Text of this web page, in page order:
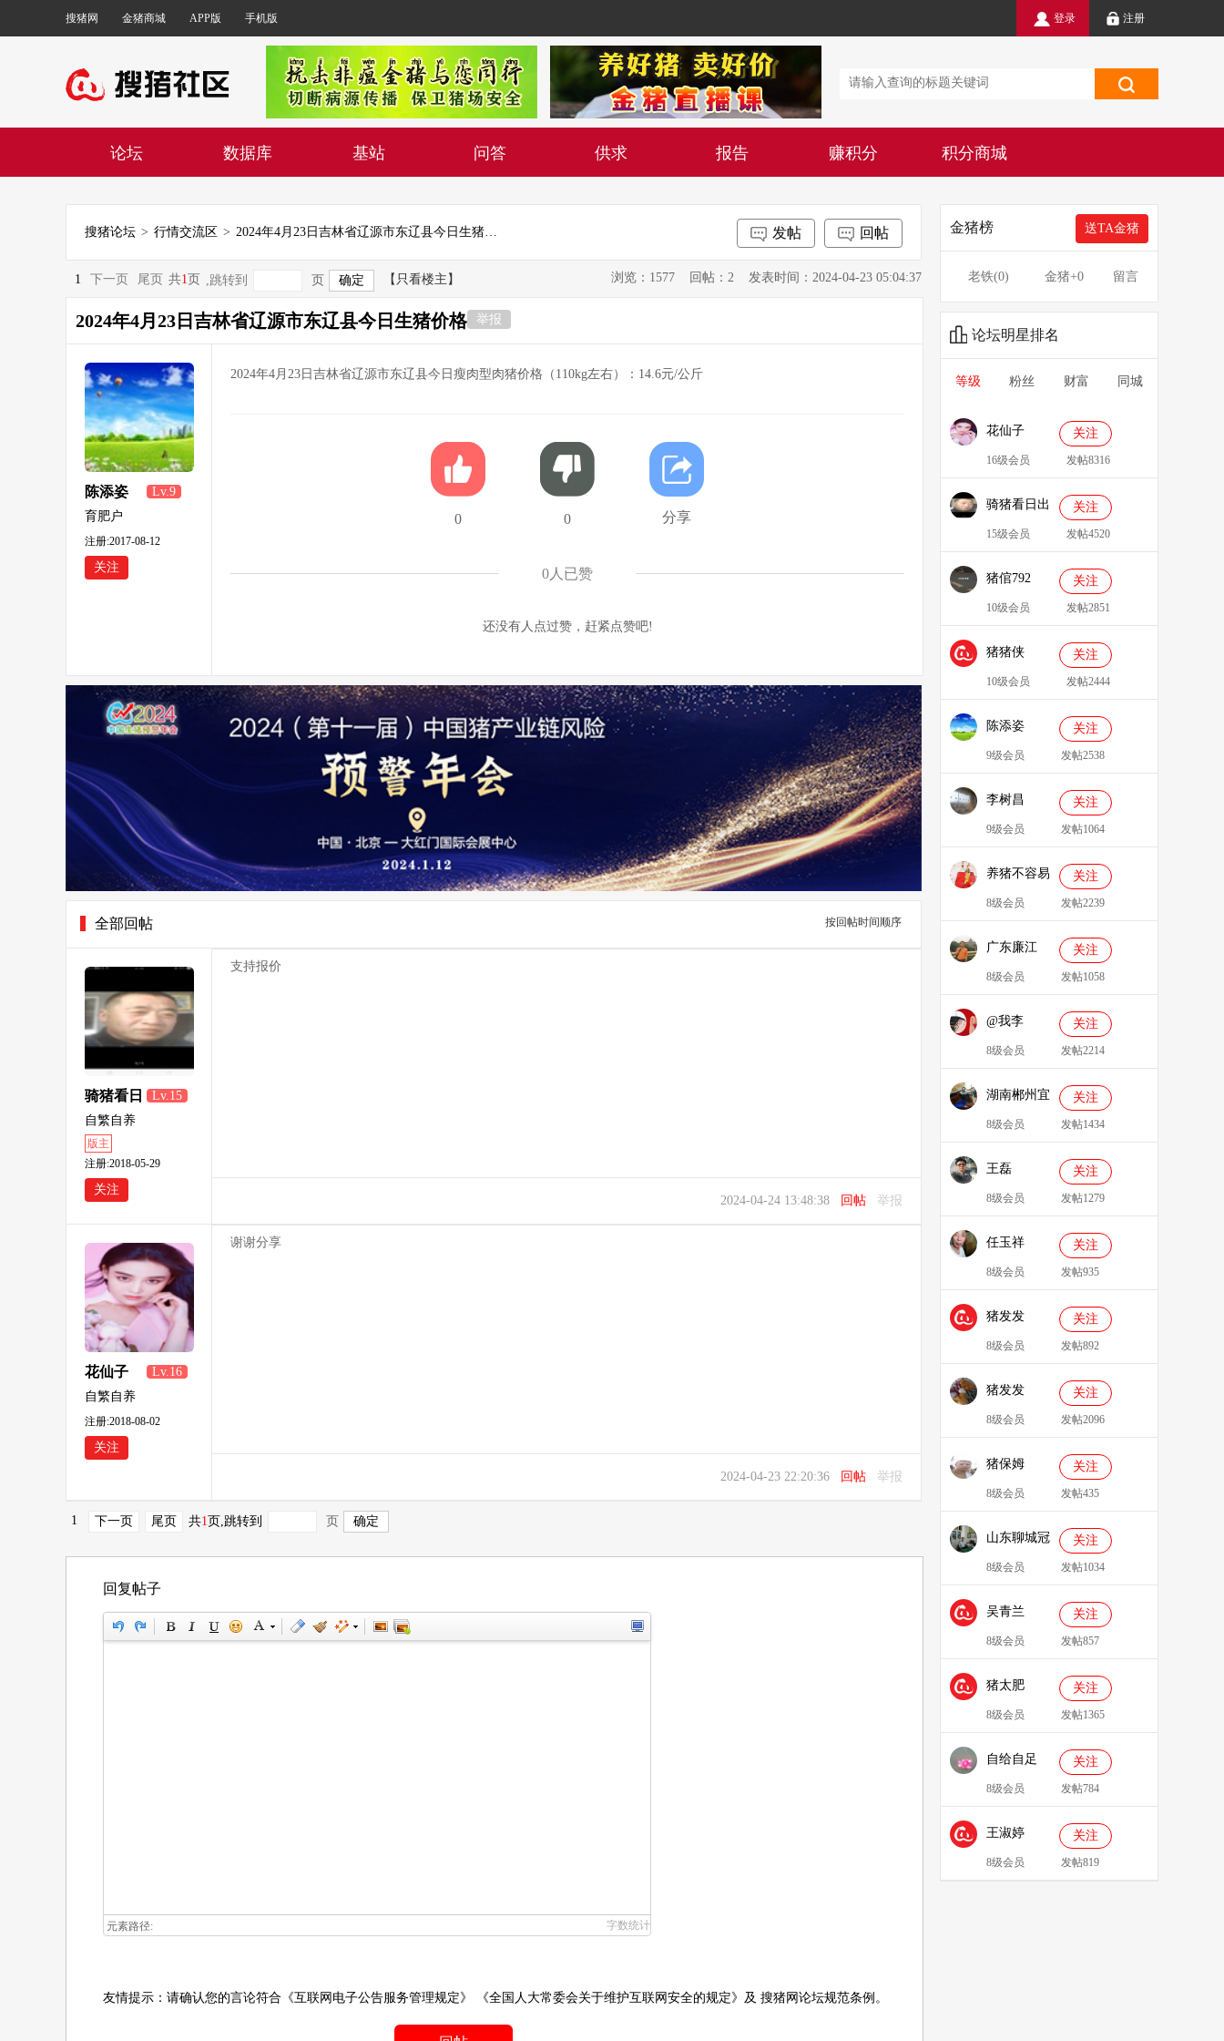
搜猪网 金猪商城 APP版 手机版 登录 注册
论坛 数据库 基站 问答 供求 报告 赚积分 积分商城
搜猪论坛 > 行情交流区 > 2024年4月23日吉林省辽源市东辽县今日生猪价格 回帖
发帖
1 下一页 尾页 共1 页 ,跳转到 页 【只看楼主】 浏览：1577 回帖：2 发表时间：2024-04-23 05:04:37
2024年4月23日吉林省辽源市东辽县今日生猪价格 举报
陈添姿
Lv.9
育肥户
注册:2017-08-12
关注
2024年4月23日吉林省辽源市东辽县今日瘦肉型肉猪价格（110kg左右）：14.6元/公斤
0 0 分享
0 人已赞
还没有人点过赞，赶紧点赞吧!
全部回帖 按回帖时间顺序
骑猪看日
出
Lv.15
自繁自养
版主
注册:2018-05-29
关注
支持报价
2024-04-24 13:48:38 回帖 举报
花仙子
Lv.16
自繁自养
注册:2018-08-02
关注
谢谢分享
2024-04-23 22:20:36 回帖 举报
1 下一页 尾页 共1页 ,跳转到 页
回复帖子
元素路径: 字数统计
友情提示：请确认您的言论符合 《互联网电子公告服务管理规定》 《全国人大常委会关于维护互联网安全的规定》 及 搜猪网论坛规范条例 。
金猪榜 送TA金猪
老铁(0) 金猪+0 留言
论坛明星排名
等级 粉丝 财富 同城
花仙子 关注
16级会员 发帖8316
骑猪看日出 关注
15级会员 发帖4520
猪倌792 关注
10级会员 发帖2851
猪猪侠
086349
关注
10级会员 发帖2444
陈添姿 关注
9级会员 发帖2538
李树昌 关注
9级会员 发帖1064
养猪不容易 关注
8级会员 发帖2239
广东廉江
088
关注
8级会员 发帖1058
@我李 关注
8级会员 发帖2214
湖南郴州宜
章县李明广
关注
8级会员 发帖1434
王磊 关注
8级会员 发帖1279
任玉祥 关注
8级会员 发帖935
猪发发
638829
关注
8级会员 发帖892
猪发发 关注
8级会员 发帖2096
猪保姆
909233
关注
8级会员 发帖435
山东聊城冠
县、莘县综
合服务站：
冯代林
关注
8级会员 发帖1034
吴青兰 关注
8级会员 发帖857
猪太肥
143814
关注
8级会员 发帖1365
自给自足 关注
8级会员 发帖784
王淑婷 关注
8级会员 发帖819